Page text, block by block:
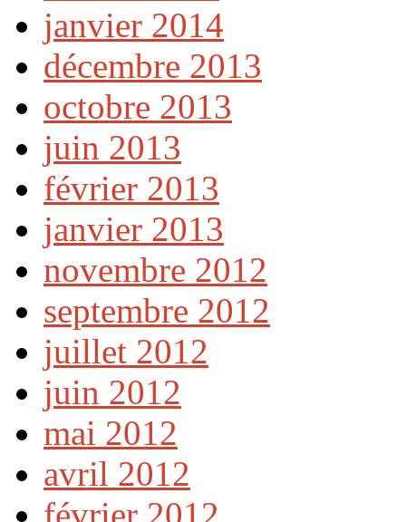
janvier 2014
décembre 2013
octobre 2013
juin 2013
février 2013
janvier 2013
novembre 2012
septembre 2012
juillet 2012
juin 2012
mai 2012
avril 2012